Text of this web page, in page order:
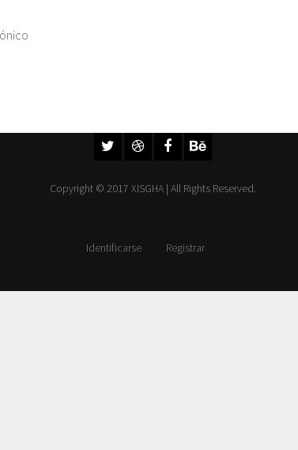
Copyright © 2017 XISGHA | All Rights Reserved.
Identificarse Registrar